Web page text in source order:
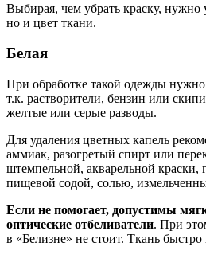
Выбирая, чем убрать краску, нужно
но и цвет ткани.
Белая
При обработке такой одежды нужно
т.к. растворители, бензин или
желтые или серые разводы.
Для удаления цветных капель
аммиак, разогретый спирт или
штемпельной, акварельной
пищевой содой, солью,
Если не помогает, допустимы
оптические отбеливатели. При
в «Белизне» не стоит. Ткань быстро